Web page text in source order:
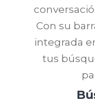
Con su
integrada
tus